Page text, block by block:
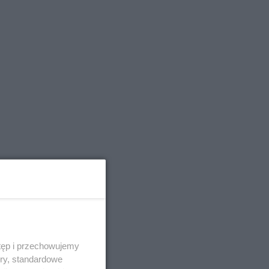
i przechowujemy
standardowe